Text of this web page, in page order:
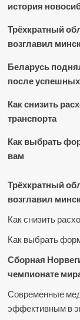
история
Трёхкратный
возглавил
Беларусь
после
Как снизить
транспорта
Как выбрать
вам
Трёхкратный
возглавил
Как снизить
Как выбрать
Сборная
чемпионате
Современные
эффективным в